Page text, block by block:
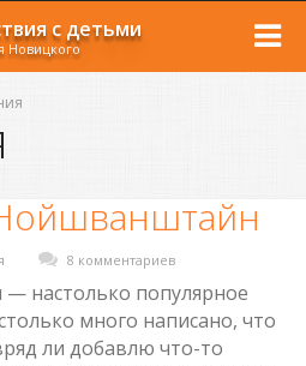
с детьми
Новицкого
8 комментариев
настолько популярное
много написано, что
ли добавлю что-то